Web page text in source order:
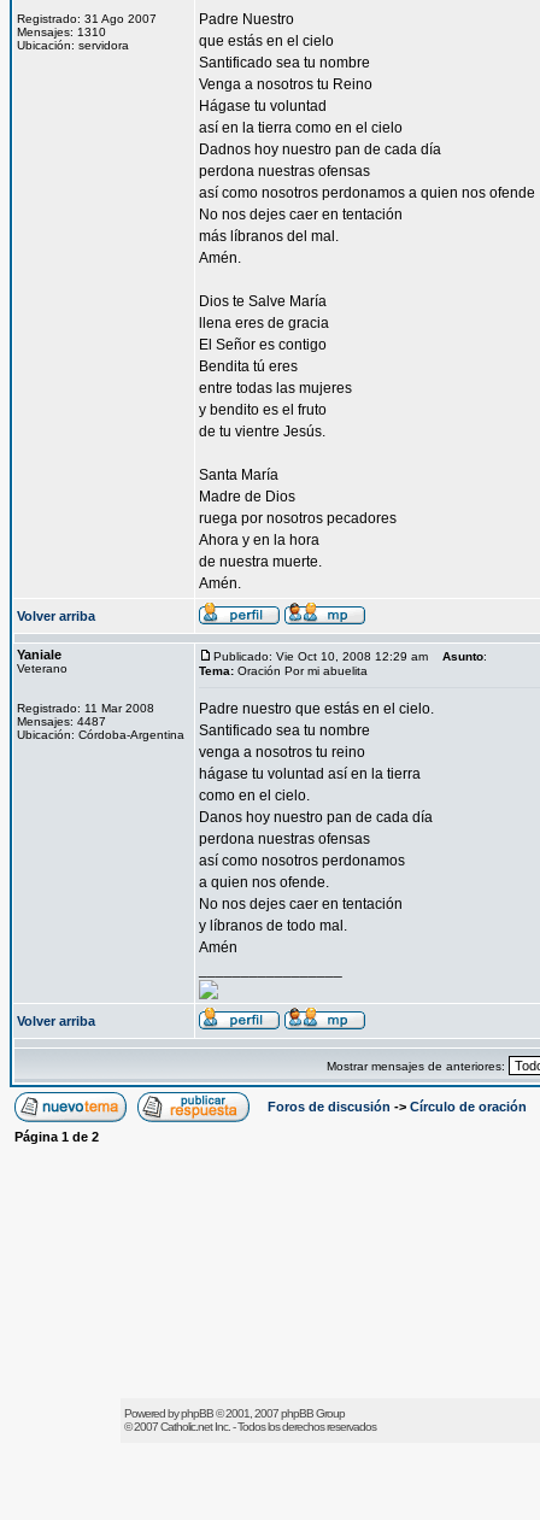
Registrado: 31 Ago 2007
Mensajes: 1310
Ubicación: servidora
Padre Nuestro
que estás en el cielo
Santificado sea tu nombre
Venga a nosotros tu Reino
Hágase tu voluntad
así en la tierra como en el cielo
Dadnos hoy nuestro pan de cada día
perdona nuestras ofensas
así como nosotros perdonamos a quien nos ofende
No nos dejes caer en tentación
más líbranos del mal.
Amén.
Dios te Salve María
llena eres de gracia
El Señor es contigo
Bendita tú eres
entre todas las mujeres
y bendito es el fruto
de tu vientre Jesús.
Santa María
Madre de Dios
ruega por nosotros pecadores
Ahora y en la hora
de nuestra muerte.
Amén.
Volver arriba
Yaniale
Veterano
Registrado: 11 Mar 2008
Mensajes: 4487
Ubicación: Córdoba-Argentina
Publicado: Vie Oct 10, 2008 12:29 am Asunto:
Tema: Oración Por mi abuelita
Padre nuestro que estás en el cielo.
Santificado sea tu nombre
venga a nosotros tu reino
hágase tu voluntad así en la tierra
como en el cielo.
Danos hoy nuestro pan de cada día
perdona nuestras ofensas
así como nosotros perdonamos
a quien nos ofende.
No nos dejes caer en tentación
y líbranos de todo mal.
Amén
Volver arriba
Mostrar mensajes de anteriores:
Foros de discusión -> Círculo de oración
Página 1 de 2
Powered byphpBB© 2001, 2007 phpBB Group
© 2007Catholic.netInc. - Todos los derechos reservados